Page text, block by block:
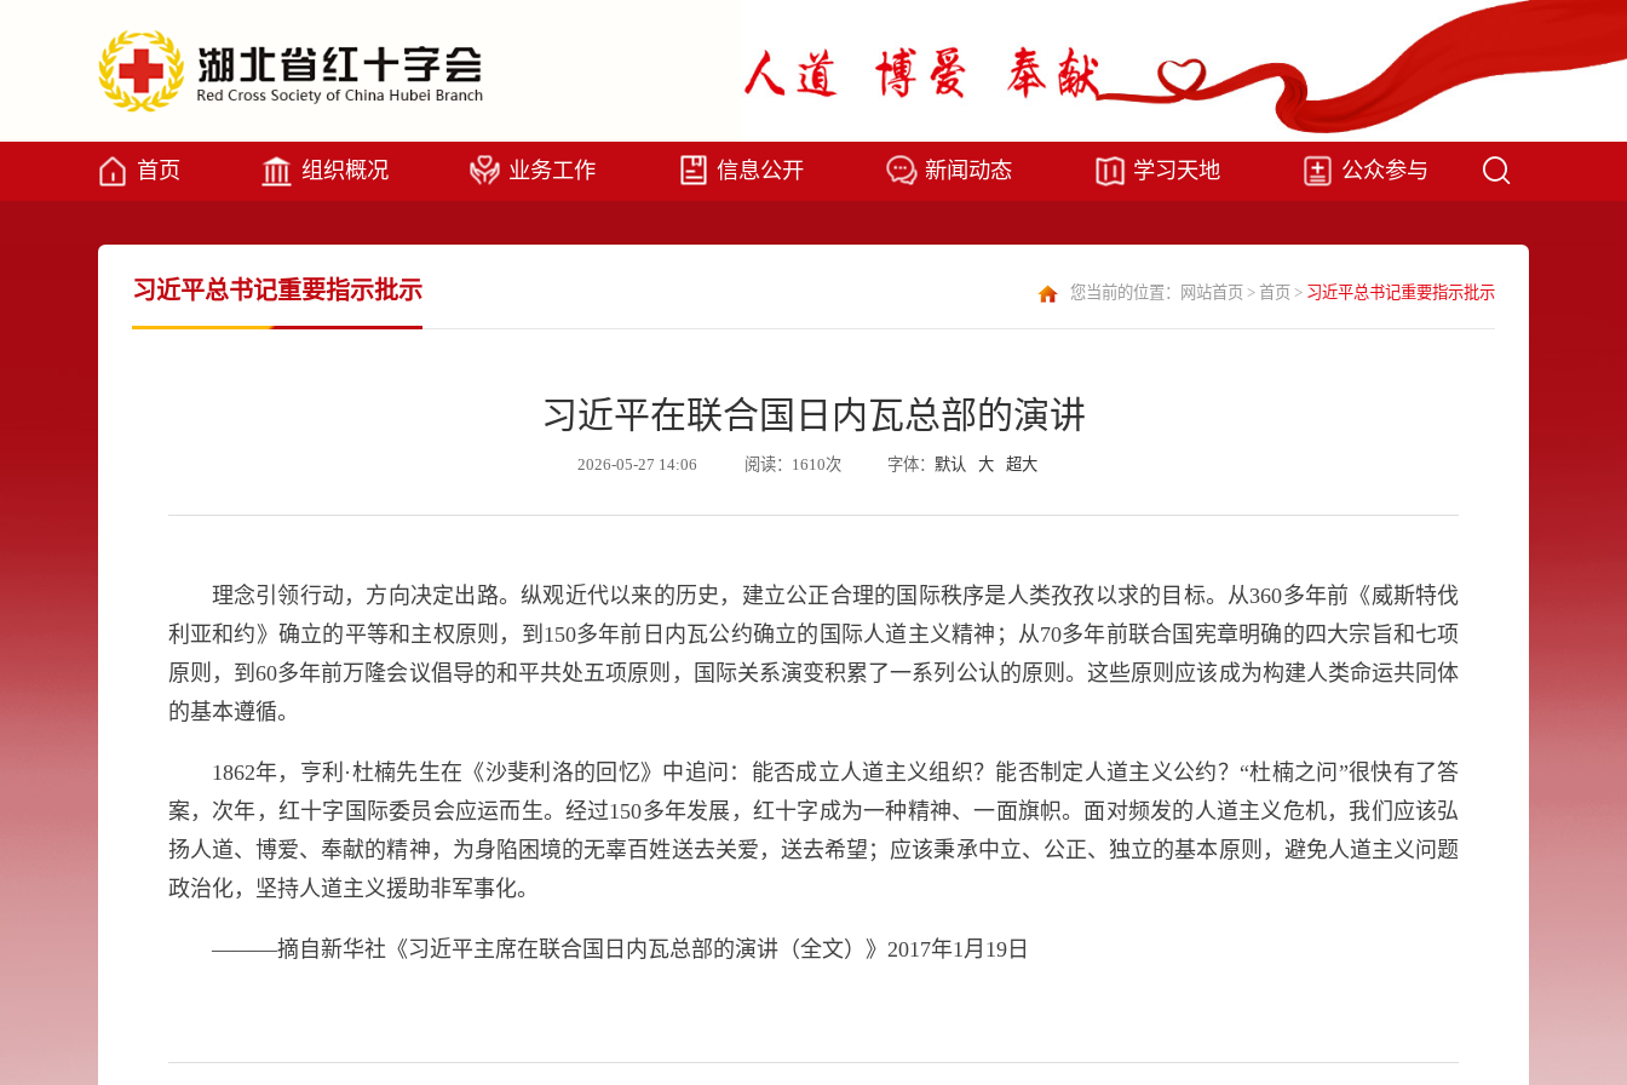
首页 组织概况 业务工作 信息公开 新闻动态 学习天地 公众参与
习近平总书记重要指示批示 您当前的位置： 网站首页 >首页 > 习近平总书记重要指示批示
习近平在联合国日内瓦总部的演讲
2026-05-27 14:06 阅读：1610次 字体：默认 大 超大
理念引领行动，方向决定出路。纵观近代以来的历史，建立公正合理的国际秩序是人类孜孜以求的目标。从360多年前《威斯特伐
利亚和约》确立的平等和主权原则，到150多年前日内瓦公约确立的国际人道主义精神；从70多年前联合国宪章明确的四大宗旨和七项
原则，到60多年前万隆会议倡导的和平共处五项原则，国际关系演变积累了一系列公认的原则。这些原则应该成为构建人类命运共同体
的基本遵循。
1862年，亨利·杜楠先生在《沙斐利洛的回忆》中追问：能否成立人道主义组织？能否制定人道主义公约？“杜楠之问”很快有了答
案，次年，红十字国际委员会应运而生。经过150多年发展，红十字成为一种精神、一面旗帜。面对频发的人道主义危机，我们应该弘
扬人道、博爱、奉献的精神，为身陷困境的无辜百姓送去关爱，送去希望；应该秉承中立、公正、独立的基本原则，避免人道主义问题
政治化，坚持人道主义援助非军事化。
———摘自新华社《习近平主席在联合国日内瓦总部的演讲（全文）》2017年1月19日